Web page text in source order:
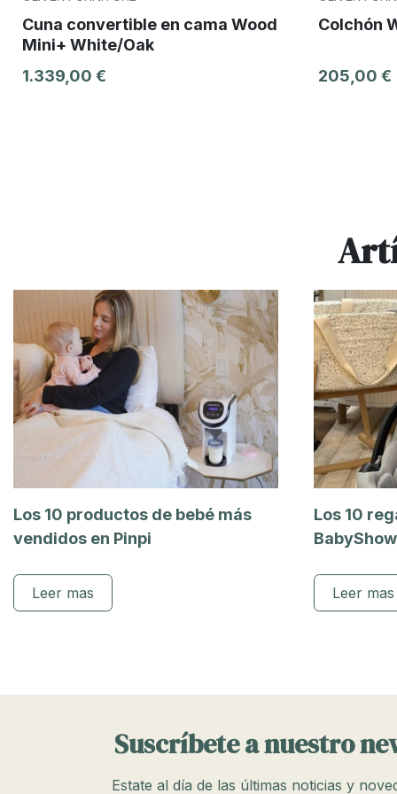
Cuna convertible en cama Wood
Mini+ White/Oak
1.339,00 €
Colchón
205,00 €
Los 10 productos de bebé más
vendidos en Pinpi
Leer mas
Los 10
Leer mas
Suscríbete a nuestro
Estate al día de las últimas noticias y